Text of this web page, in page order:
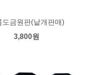
도금원판(낱개판매)
3,800원